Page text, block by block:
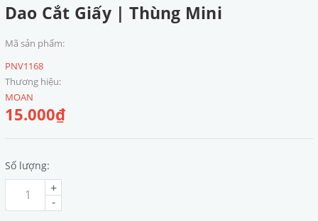
Dao Cắt Giấy | Thùng Mini
Mã sản phẩm:
PNV1168
Thương hiệu:
MOAN
15.000₫
Số lượng:
-
+